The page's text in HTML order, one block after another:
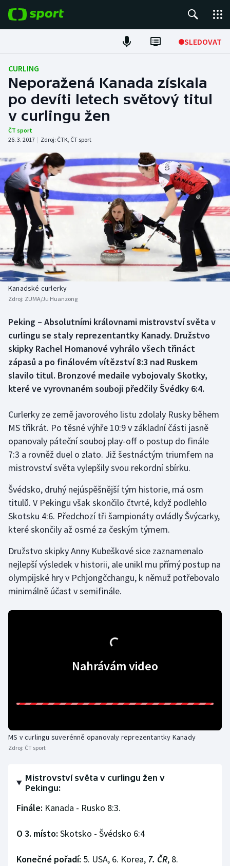
SLEDOVAT
Fotbal
Hokej
Tenis
Atletika
Cyklistika
DALŠÍ SPORTY
Americký fotbal
Baseball a softbal
Basketbal
Biatlon
Box
Curling
Dostihy
Florbal
Golf
Gymnastika
Házená
Jezdectví
Judo
Krasobruslení
Olympijské hry
Parasport
Plážový volejbal
Ragby
Rychlobruslení
Rychlostní kanoistika
NEPŘEHLÉDNĚTE
Soutěže
Historické návraty
Aplikace ČT sport
CURLING
Neporažená Kanada získala
po devíti letech světový titul
v curlingu žen
ČT sport
26. 3. 2017 | Zdroj: ČTK, ČT sport
Kanadské curlerky
Zdroj: ZUMA/Ju Huanzong
Peking – Absolutními královnami mistrovství světa v
curlingu se staly reprezentantky Kanady. Družstvo
skipky Rachel Homanové vyhrálo všech třináct
zápasů a po finálovém vítězství 8:3 nad Ruskem
slavilo titul. Bronzové medaile vybojovaly Skotky,
které ve vyrovnaném souboji předčily Švédky 6:4.
Curlerky ze země javorového listu zdolaly Rusky během
MS třikrát. Po těsné výhře 10:9 v základní části jasně
opanovaly páteční souboj play-off o postup do finále
7:3 a rovněž duel o zlato. Již šestnáctým triumfem na
mistrovství světa vylepšily svou rekordní sbírku.
Švédsko, druhý nejúspěšnější tým historie, má osm
titulů. V Pekingu však skončilo čtvrté, když podlehlo
Skotsku 4:6. Předchozí tři šampionáty ovládly Švýcarky,
které skončily až osmé za českým týmem.
Družstvo skipky Anny Kubeškové sice zaznamenalo
nejlepší výsledek v historii, ale unikl mu přímý postup na
olympijské hry v Pchjongčchangu, k němuž potřebovalo
minimálně účast v semifinále.
Nahrávám video
MS v curlingu suverénně opanovaly reprezentantky Kanady
Zdroj: ČT sport
Mistrovství světa v curlingu žen v
Pekingu:
Finále: Kanada - Rusko 8:3.
O 3. místo: Skotsko - Švédsko 6:4
Konečné pořadí: 5. USA, 6. Korea, 7. ČR, 8.